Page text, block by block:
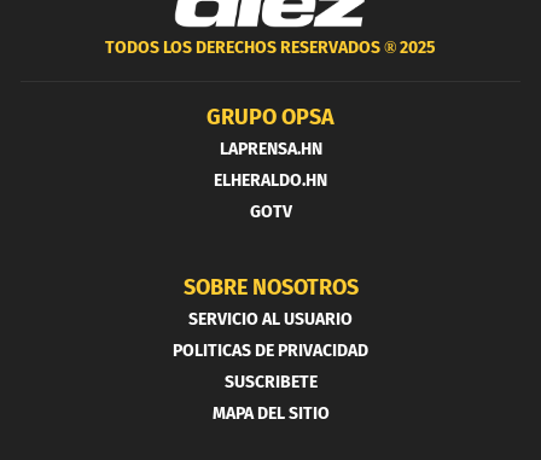
TODOS LOS DERECHOS RESERVADOS ®2025
GRUPO OPSA
LAPRENSA.HN
ELHERALDO.HN
GOTV
SOBRE NOSOTROS
SERVICIO AL USUARIO
POLITICAS DE PRIVACIDAD
SUSCRIBETE
MAPA DEL SITIO